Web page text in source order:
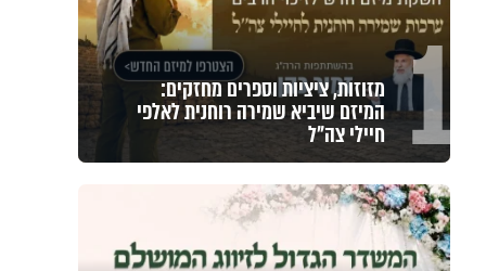
1 מזוזות, ציציות וספרים מחזקים:
המיזם שיביא שמירה רוחנית לאלפי
חיילי צה"ל